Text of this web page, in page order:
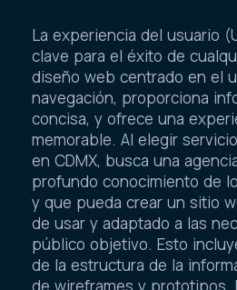
La experiencia del usuario
clave para el éxito de
diseño web centrado en el
navegación, proporciona
concisa, y ofrece una
memorable. Al elegir
en CDMX, busca una
profundo conocimiento de
y que pueda crear un sitio
de usar y adaptado a las
público objetivo. Esto
de la estructura de la
de wireframes y prototipos,